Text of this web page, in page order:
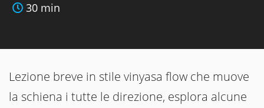
30 min
Lezione breve in stile vinyasa flow che muove
la schiena i tutte le direzione, esplora alcune